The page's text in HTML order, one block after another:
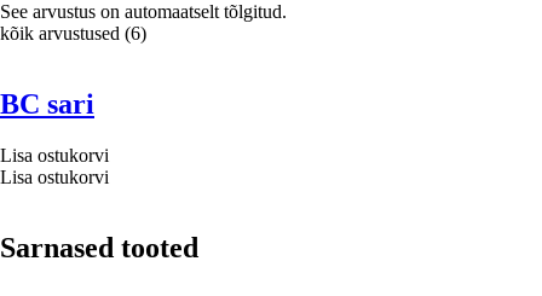
See arvustus on automaatselt tõlgitud.
kõik arvustused (6)
BC sari
Lisa ostukorvi
Lisa ostukorvi
Sarnased tooted